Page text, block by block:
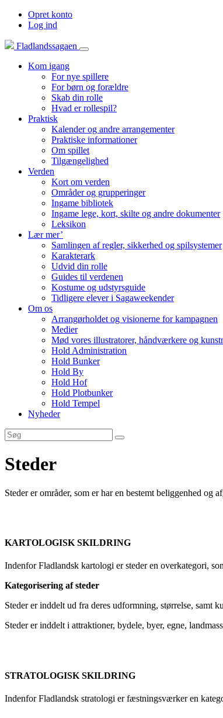
Opret konto
Log ind
Fladlandssagaen
Kom igang
For nye spillere
For børn og forældre
Skab din rolle
Hvad er rollespil?
Praktisk
Kalender og andre arrangementer
Praktiske informationer
Om spillet
Tilgængelighed
Verden
Kort om verden
Områder og grupperinger
Ingame bibliotek
Ingame lege, kort, skilte og andre dokumenter
Leksikon
Lær mer’
Samlingen af regler, sikkerhed og spilsystemer
Karakterark
Udvid din rolle
Guides til verdenen
Kostume og udstyrsguide
Tidligere elever i Sagaweekender
Om os
Arrangørholdet og visionerne for kampagnen
Medier
Mød vores illustratorer, håndværkere og
Hold Administration
Hold Bunker
Hold By
Hold Hof
Hold Plotbunker
Hold Tempel
Nyheder
Steder
Steder er områder, som er har en bestemt beliggenhed
KARTOLOGISK SKILDRING
Indenfor Fladlandsk kartologi er steder en overkategori,
Kategorisering af steder
Steder er inddelt ud fra deres udformning, størrelse, samt
Steder er inddelt i attraktioner, bydele, byer, egne,
STRATOLOGISK SKILDRING
Indenfor Fladlandsk stratologi er fæstningsværker en